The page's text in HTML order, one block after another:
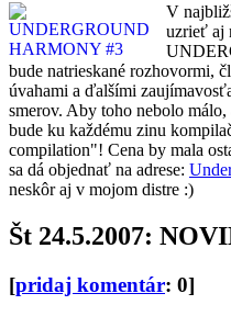
V
uzrieť aj
bude natrieskané rozhovormi,
úvahami a ďalšími
smerov. Aby toho nebolo
bude ku každému zinu
compilation"! Cena by mala
sa dá objednať na adrese:
neskôr aj v mojom distre :)
Št 24.5.2007:
[pridaj komentár: 0]